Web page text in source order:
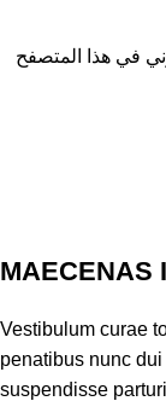
في هذا المتصفح
MAECENAS
Vestibulum curae
penatibus nunc
suspendisse